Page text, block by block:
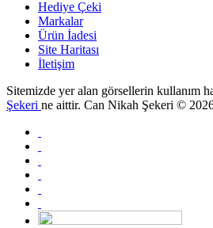
Hediye Çeki
Markalar
Ürün İadesi
Site Haritası
İletişim
Sitemizde yer alan görsellerin kullanım
Şekeri ne aittir. Can Nikah Şekeri ©